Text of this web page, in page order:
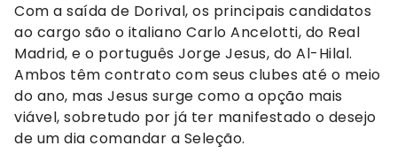
Com a saída de Dorival, os principais candidatos
ao cargo são o italiano Carlo Ancelotti, do Real
Madrid, e o português Jorge Jesus, do Al-Hilal.
Ambos têm contrato com seus clubes até o meio
do ano, mas Jesus surge como a opção mais
viável, sobretudo por já ter manifestado o desejo
de um dia comandar a Seleção.